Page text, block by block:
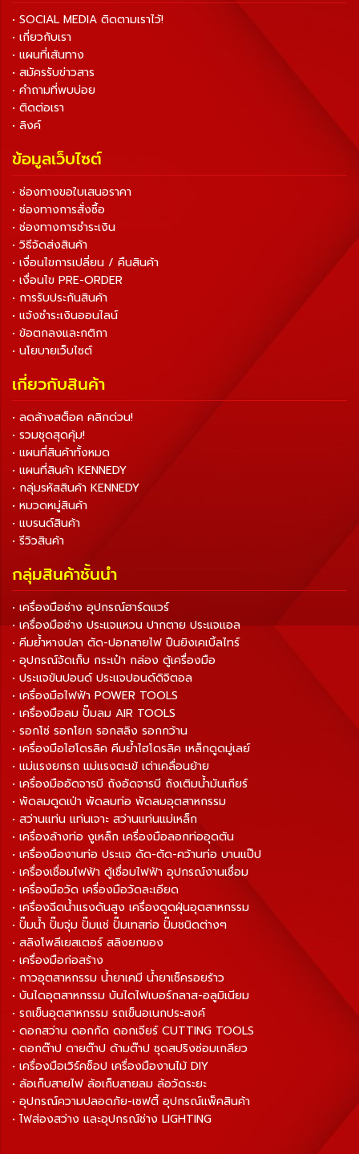
• SOCIAL MEDIA ติดตามเราไว้!
• เกี่ยวกับเรา
• แผนที่เส้นทาง
• สมัครรับข่าวสาร
• คำถามที่พบบ่อย
• ติดต่อเรา
• ลิงค์
ข้อมูลเว็บไซต์
• ช่องทางขอใบเสนอราคา
• ช่องทางการสั่งซื้อ
• ช่องทางการชำระเงิน
• วิธีจัดส่งสินค้า
• เงื่อนไขการเปลี่ยน / คืนสินค้า
• เงื่อนไข PRE-ORDER
• การรับประกันสินค้า
• แจ้งชำระเงินออนไลน์
• ข้อตกลงและกติกา
• นโยบายเว็บไซต์
เกี่ยวกับสินค้า
• ลดล้างสต็อค คลิกด่วน!
• รวมชุดสุดคุ้ม!
• แผนที่สินค้าทั้งหมด
• แผนที่สินค้า KENNEDY
• กลุ่มรหัสสินค้า KENNEDY
• หมวดหมู่สินค้า
• แบรนด์สินค้า
• รีวิวสินค้า
กลุ่มสินค้าชั้นนำ
• เครื่องมือช่าง อุปกรณ์ฮาร์ดแวร์
• เครื่องมือช่าง ประแจแหวน ปากตาย ประแจแอล
• คีมย้ำหางปลา ตัด-ปอกสายไฟ ปืนยิงเคเบิ้ลไทร์
• อุปกรณ์จัดเก็บ กระเป๋า กล่อง ตู้เครื่องมือ
• ประแจขันปอนด์ ประแจปอนด์ดิจิตอล
• เครื่องมือไฟฟ้า POWER TOOLS
• เครื่องมือลม ปั๊มลม AIR TOOLS
• รอกโซ่ รอกโยก รอกสลิง รอกกว้าน
• เครื่องมือไฮโดรลิค คีมย้ำไฮโดรลิค เหล็กดูดมู่เลย์
• แม่แรงยกรถ แม่แรงตะเข้ เต่าเคลื่อนย้าย
• เครื่องมืออัดจารบี ถังอัดจารบี ถังเติมน้ำมันเกียร์
• พัดลมดูดเป่า พัดลมท่อ พัดลมอุตสาหกรรม
• สว่านแท่น แท่นเจาะ สว่านแท่นแม่เหล็ก
• เครื่องล้างท่อ งูเหล็ก เครื่องมือลอกท่ออุดตัน
• เครื่องมืองานท่อ ประแจ ดัด-ตัด-คว้านท่อ บานแป๊ป
• เครื่องเชื่อมไฟฟ้า ตู้เชื่อมไฟฟ้า อุปกรณ์งานเชื่อม
• เครื่องมือวัด เครื่องมือวัดละเอียด
• เครื่องฉีดน้ำแรงดันสูง เครื่องดูดฝุ่นอุตสาหกรรม
• ปั๊มน้ำ ปั๊มจุ่ม ปั๊มแช่ ปั๊มเทสท่อ ปั๊มชนิดต่างๆ
• สลิงโพลีเยสเตอร์ สลิงยกของ
• เครื่องมือก่อสร้าง
• กาวอุตสาหกรรม น้ำยาเคมี น้ำยาเช็ครอยร้าว
• บันไดอุตสาหกรรม บันไดไฟเบอร์กลาส-อลูมิเนียม
• รถเข็นอุตสาหกรรม รถเข็นอเนกประสงค์
• ดอกสว่าน ดอกกัด ดอกเจียร์ CUTTING TOOLS
• ดอกต๊าป ดายต๊าป ด้ามต๊าป ชุดสปริงซ่อมเกลียว
• เครื่องมือเวิร์คช็อป เครื่องมืองานไม้ DIY
• ล้อเก็บสายไฟ ล้อเก็บสายลม ล้อวัดระยะ
• อุปกรณ์ความปลอดภัย-เซฟตี้ อุปกรณ์แพ็คสินค้า
• ไฟส่องสว่าง และอุปกรณ์ช่าง LIGHTING